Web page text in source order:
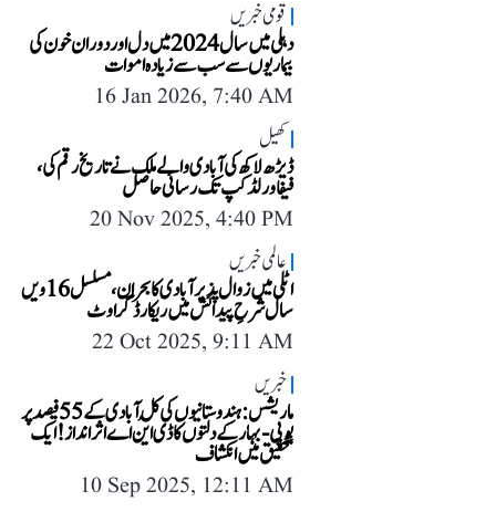
قومی خبریں
دہلی میں سال 2024 میں دل اور دوران خون کی
بیماریوں سے سب سے زیادہ اموات
16 Jan 2026, 7:40 AM
کھیل
ڈیڑھ لاکھ کی آبادی والے ملک نے تاریخ رقم کی،
فیفا ورلڈ کپ تک رسائی حاصل
20 Nov 2025, 4:40 PM
عالمی خبریں
اٹلی میں زوال پذیر آبادی کا بحران، مسلسل 16ویں
سال شرحِ پیدائش میں ریکارڈ گراوٹ
22 Oct 2025, 9:11 AM
خبریں
ماریشس: ہندوستانیوں کی کُل آبادی کے 55 فیصد پر
یوپی-بہار کے دلتوں کا ڈی این اے اثرانداز! ایک
تحقیق میں انکشاف
10 Sep 2025, 12:11 AM